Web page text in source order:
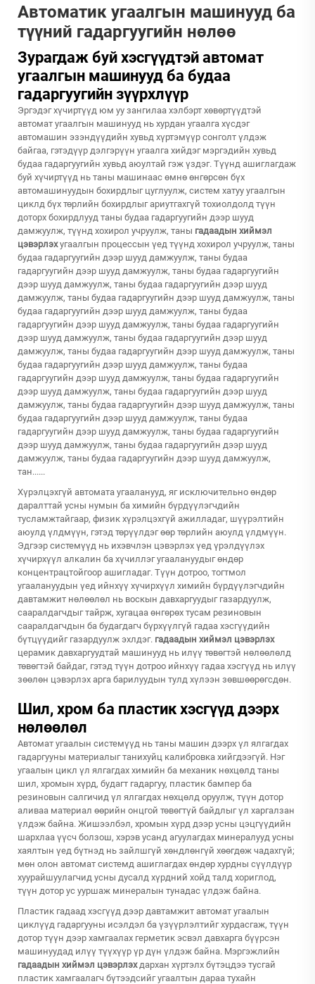
Автоматик угаалгын машинууд ба
түүний гадаргуугийн нөлөө
Зурагдаж буй хэсгүүдтэй автомат
угаалгын машинууд ба будаа
гадаргуугийн зүүрхлүүр
Эргэдэг хүчиртүүд юм уу зангилаа хэлбэрт хөвөртүүдтэй
автомат угаалгын машинууд нь хурдан угаалга хүсдэг
автомашин эзэндүүдийн хувьд хүртэмүүр сонголт үлдэж
байгаа, гэтэдүүр дэлгэрүүн угаалга хийдэг мэргэдийн хувьд
будаа гадаргуугийн хувьд аюултай гэж үздэг. Түүнд ашиглагдаж
буй хүчиртүүд нь таны машинаас өмнө өнгөрсөн бүх
автомашинуудын бохирдлыг цуглуулж, систем хатуу угаалгын
циклд бүх төрлийн бохирдлыг ариутгахгүй тохиолдолд түүн
доторх бохирдлууд таны будаа гадаргуугийн дээр шууд
дамжуулж, түүнд хохирол учруулж, таны гадаадын хиймэл
цэвэрлэхугаалгын процессын үед түүнд хохирол учруулж, таны
будаа гадаргуугийн дээр шууд дамжуулж, таны будаа
гадаргуугийн дээр шууд дамжуулж, таны будаа гадаргуугийн
дээр шууд дамжуулж, таны будаа гадаргуугийн дээр шууд
дамжуулж, таны будаа гадаргуугийн дээр шууд дамжуулж, таны
будаа гадаргуугийн дээр шууд дамжуулж, таны будаа
гадаргуугийн дээр шууд дамжуулж, таны будаа гадаргуугийн
дээр шууд дамжуулж, таны будаа гадаргуугийн дээр шууд
дамжуулж, таны будаа гадаргуугийн дээр шууд дамжуулж, таны
будаа гадаргуугийн дээр шууд дамжуулж, таны будаа
гадаргуугийн дээр шууд дамжуулж, таны будаа гадаргуугийн
дээр шууд дамжуулж, таны будаа гадаргуугийн дээр шууд
дамжуулж, таны будаа гадаргуугийн дээр шууд дамжуулж, таны
будаа гадаргуугийн дээр шууд дамжуулж, таны будаа
гадаргуугийн дээр шууд дамжуулж, таны будаа гадаргуугийн
дээр шууд дамжуулж, таны будаа гадаргуугийн дээр шууд
дамжуулж, таны будаа гадаргуугийн дээр шууд дамжуулж,
тан......
Хүрэлцэхгүй автомата угааланууд, яг исключительно өндөр
даралттай усны нумын ба химийн бүрдүүлэгчдийн
тусламжтайгаар, физик хүрэлцэхгүй ажилладаг, шүүрэлтийн
аюулд үлдмүүн, гэтэд төрүүлдэг өөр төрлийн аюулд үлдмүүн.
Эдгээр системүүд нь ихэвчлэн цэвэрлэх үед үрэлдүүлэх
хүчирхүүл алкалин ба хүчиллэг угаалануудыг өндөр
концентрацтойгоор ашигладаг. Түүн дотроо, тогтмол
угаалануудын үед ийнхүү хүчирхүүл химийн бүрдүүлэгчдийн
давтамжит нөлөөлөл нь воскын давхаргуудыг газардуулж,
сааралдагчдыг тайрж, хугацаа өнгөрөх тусам резиновын
сааралдагчдын ба будагдагч бүрхүүлгүй гадаа хэсгүүдийн
бүтцүүдийг газардуулж эхлдэг. гадаадын хиймэл цэвэрлэх
церамик давхаргуудтай машинууд нь илүү төвөгтэй нөлөөлөлд
төвөгтэй байдаг, гэтэд түүн дотроо ийнхүү гадаа хэсгүүд нь илүү
зөөлөн цэвэрлэх арга барилуудын тулд хүлээн зөвшөөрөгсдөн.
Шил, хром ба пластик хэсгүүд дээрх
нөлөөлөл
Автомат угаалын системүүд нь таны машин дээрх үл ялгагдах
гадаргууны материалыг танихуйц калибровка хийгдээгүй. Нэг
угаалын цикл үл ялгагдах химийн ба механик нөхцөлд таны
шил, хромын хүрд, будагт гадаргуу, пластик бампер ба
резиновын салгичид үл ялгагдах нөхцөлд оруулж, түүн дотор
аливаа материал өөрийн онцгой төвөгтүй байдлыг үл харгалзан
үлдэж байна. Жишээлбэл, хромын хүрд дээр усны цэцгүүдийн
шархлаа үүсч болзош, хэрэв усанд агуулагдах минералууд усны
хаялтын үед бүтнэд нь зайлшгүй хөндлөнгүй хөөгдөж чадахгүй;
мөн олон автомат системд ашиглагдах өндөр хурдны сүүлдүүр
хуурайшуулагчид усны дусалд хүрдний хойд талд хориглод,
түүн дотор ус ууршаж минералын тунадас үлдэж байна.
Пластик гадаад хэсгүүд дээр давтамжит автомат угаалын
циклүүд гадаргууны исэлдэл ба үзүүрлэлтийг хурдасгаж, түүн
дотор түүн дээр хамгаалах герметик эсвэл давхарга бүүрсэн
машинуудад илүү түүхүүр үр дүн үлдэж байна. Мэргэжлийн
гадаадын хиймэл цэвэрлэхдархан хүртэлх бүтэцдээ тусгай
пластик хамгаалагч бүтээдсийг угаалтын дараа тухайн